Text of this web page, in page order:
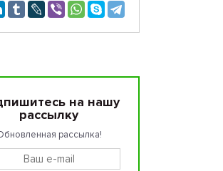
на нашу
рассылку
рассылка!